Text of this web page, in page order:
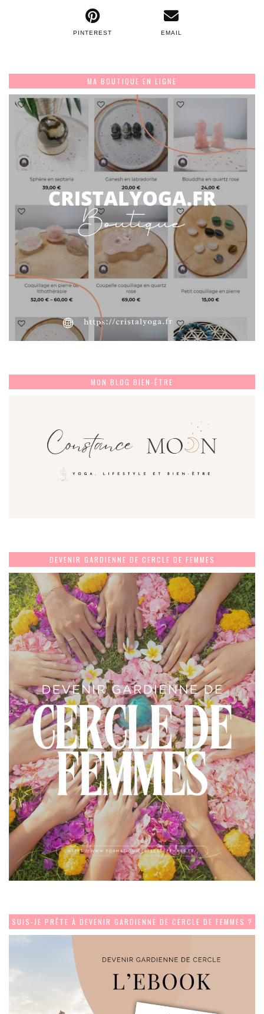
PINTEREST EMAIL
MA BOUTIQUE EN LIGNE
MON BLOG BIEN-ÊTRE
DEVENIR GARDIENNE DE CERCLE DE FEMMES
SUIS-JE PRÊTE À DEVENIR GARDIENNE DE CERCLE DE FEMMES ?